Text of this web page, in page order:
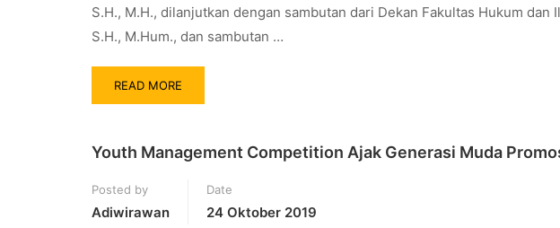
S.H., M.H., dilanjutkan dengan sambutan dari Dekan Fakultas Hukum
S.H., M.Hum., dan sambutan …
READ MORE
Youth Management Competition Ajak Generasi Muda
Posted by
Adiwirawan
Date
24 Oktober 2019